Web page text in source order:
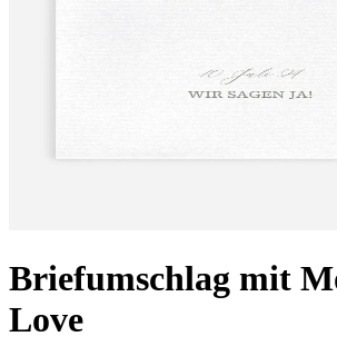
Briefumschlag mit
Love